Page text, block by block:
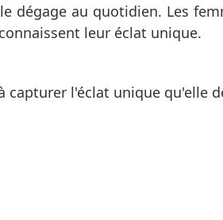
dégage au quotidien. Les
leur éclat unique.
capturer l'éclat unique qu'elle